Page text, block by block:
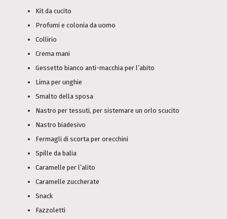
Kit da cucito
Profumi e colonia da uomo
Collirio
Crema mani
Gessetto bianco anti-macchia per l’abito
Lima per unghie
Smalto della sposa
Nastro per tessuti, per sistemare un orlo scucito
Nastro biadesivo
Fermagli di scorta per orecchini
Spille da balia
Caramelle per l’alito
Caramelle zuccherate
Snack
Fazzoletti